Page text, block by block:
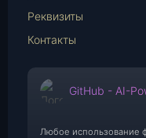
Реквизиты
Контакты
GitHub - AI-
Любое использование